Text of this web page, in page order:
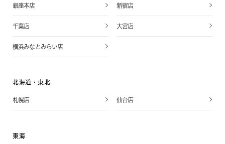
銀座本店 新宿店
千葉店 大宮店
横浜みなとみらい店
北海道・東北
札幌店 仙台店
東海